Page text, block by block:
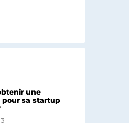
une
sa startup